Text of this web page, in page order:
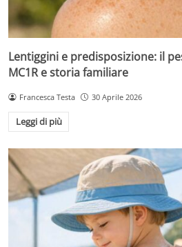
Lentiggini e predisposizione: il
MC1R e storia familiare
Francesca Testa 30 Aprile 2026
Leggi di più